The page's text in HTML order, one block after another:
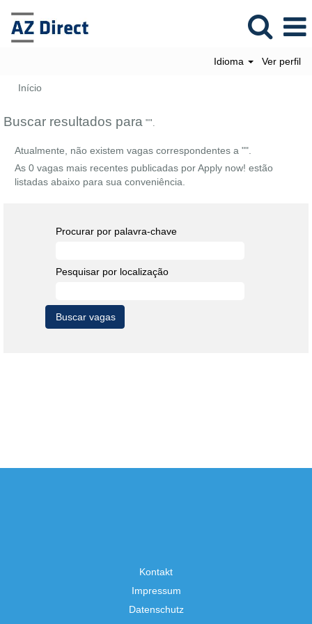
Idioma Ver perfil
Início
Buscar resultados para "".
Atualmente, não existem vagas correspondentes a "".
As 0 vagas mais recentes publicadas por Apply now! estão
listadas abaixo para sua conveniência.
Procurar por palavra-chave
Pesquisar por localização
Kontakt
Impressum
Datenschutz